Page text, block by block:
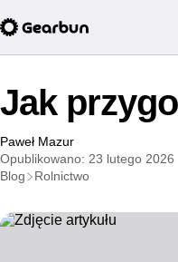
Jak
Paweł Mazur
Opublikowano: 23 lutego 2026
Blog
Rolnictwo